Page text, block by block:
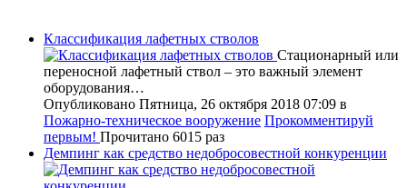
Классификация лафетных стволов
Стационарный или
переносной лафетный ствол – это важный элемент
оборудования…
Опубликовано Пятница, 26 октября 2018 07:09 в
Пожарно-техническое вооружение Прокомментируй
первым! Прочитано 6015 раз
Демпинг как средство недобросовестной конкуренции